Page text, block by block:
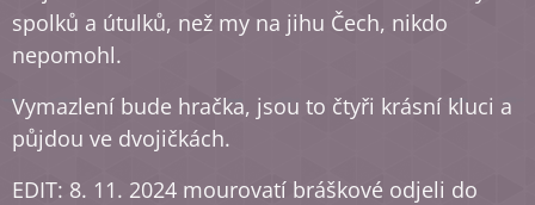
spolků a útulků, než my na jihu Čech, nikdo
nepomohl.
Vymazlení bude hračka, jsou to čtyři krásní kluci a
půjdou ve dvojičkách.
EDIT: 8. 11. 2024 mourovatí bráškové odjeli do